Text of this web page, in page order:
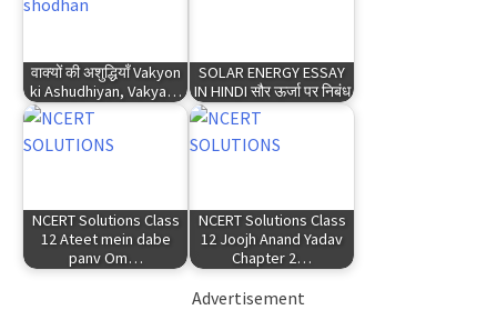
वाक्यों की अशुद्धियाँ Vakyon
ki Ashudhiyan, Vakya…
SOLAR ENERGY ESSAY
IN HINDI सौर ऊर्जा पर निबंध
NCERT Solutions Class
12 Ateet mein dabe
panv Om…
NCERT Solutions Class
12 Joojh Anand Yadav
Chapter 2…
Advertisement